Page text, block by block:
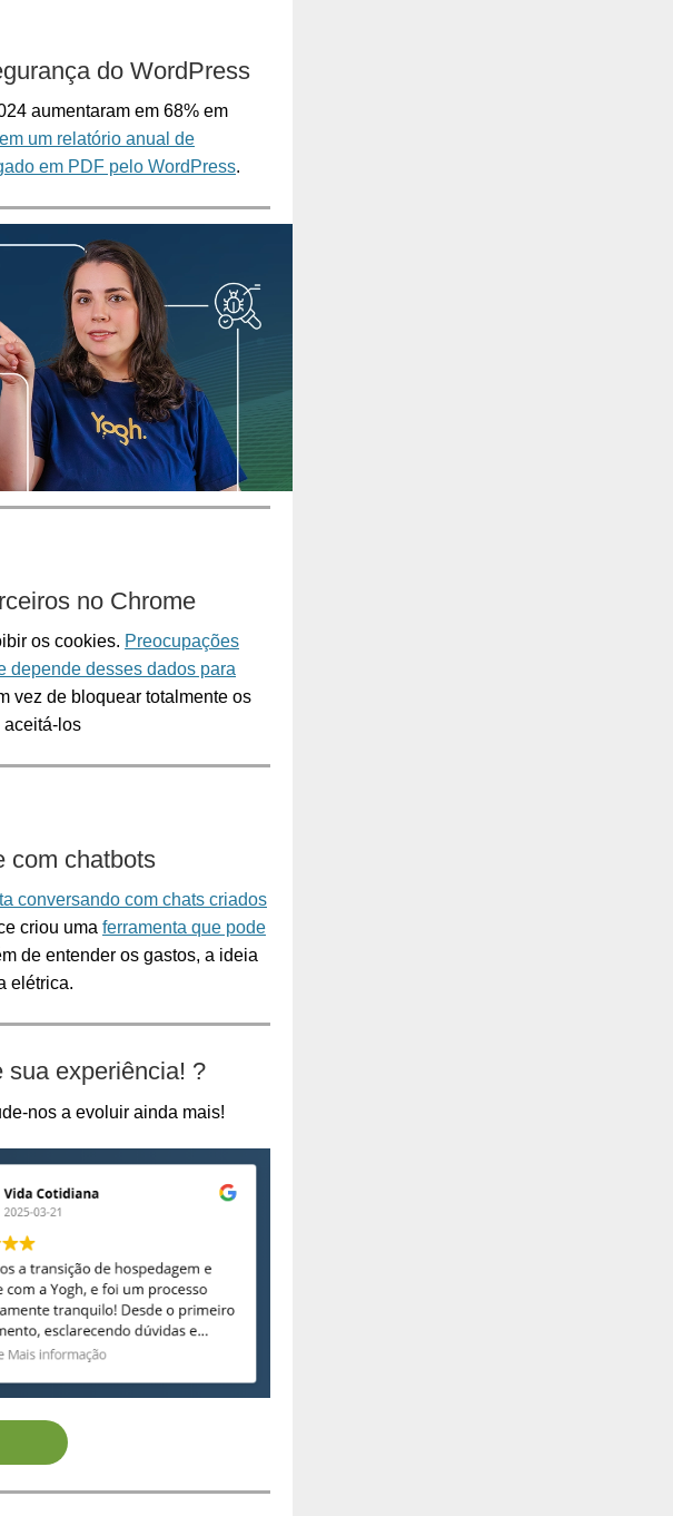
do WordPress
aumentaram em 68% em
um relatório anual de
em PDF pelo WordPress.
no Chrome
os cookies. Preocupações
depende desses dados para
vez de bloquear totalmente os
aceitá-los
com chatbots
conversando com chats criados
criou uma ferramenta que pode
de entender os gastos, a ideia
elétrica.
experiência! ?
nos a evoluir ainda mais!